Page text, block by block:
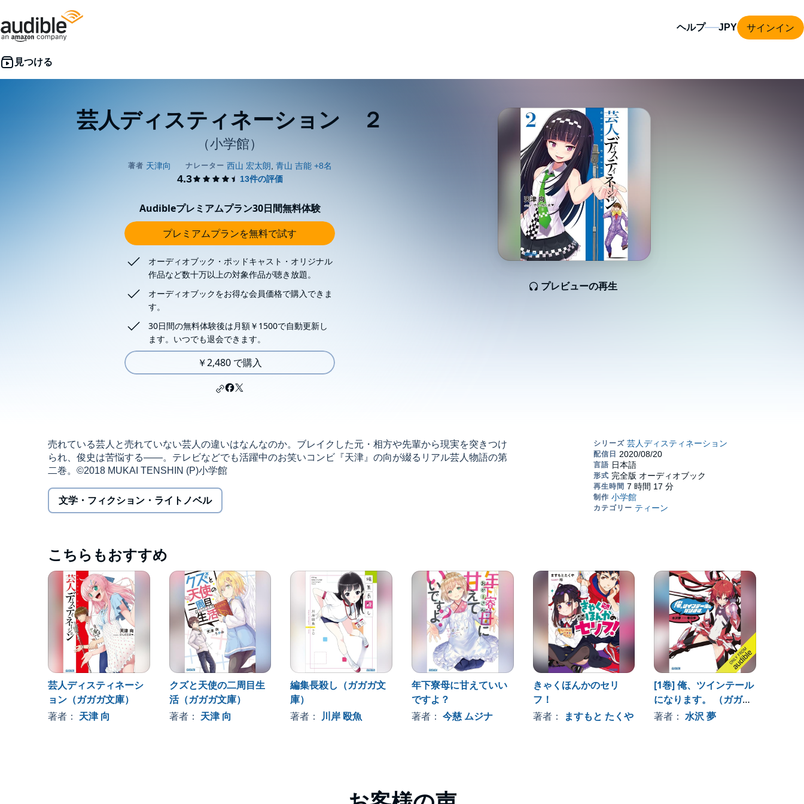
ヘルプ サインイン
芸人ディスティネーション ２
（小学館）
プレビューの再生
Audibleプレミアムプラン30日間無料体験
プレミアムプランを無料で試す
オーディオブック・ポッドキャスト・オリジナル
作品など数十万以上の対象作品が聴き放題。
オーディオブックをお得な会員価格で購入できま
す。
30日間の無料体験後は月額￥1500で自動更新し
ます。いつでも退会できます。
￥2,480 で購入
売れている芸人と売れていない芸人の違いはなんなのか。ブレイクした元・相方や先輩から現実を突きつけ
られ、俊史は苦悩する――。テレビなどでも活躍中のお笑いコンビ『天津』の向が綴るリアル芸人物語の第
二巻。©2018 MUKAI TENSHIN (P)小学館
文学・フィクション・ライトノベル
こちらもおすすめ
芸人ディスティネーシ
ョン（ガガガ文庫）
著者： 天津 向
クズと天使の二周目生
活（ガガガ文庫）
著者： 天津 向
編集長殺し（ガガガ文
庫）
著者： 川岸 殴魚
年下寮母に甘えていい
ですよ？
著者： 今慈 ムジナ
きゃくほんかのセリ
フ！
著者：
ますもと たくや
[1巻] 俺、ツインテール
になります。 （ガガガ
文庫）: （小学館）
著者：水沢 夢